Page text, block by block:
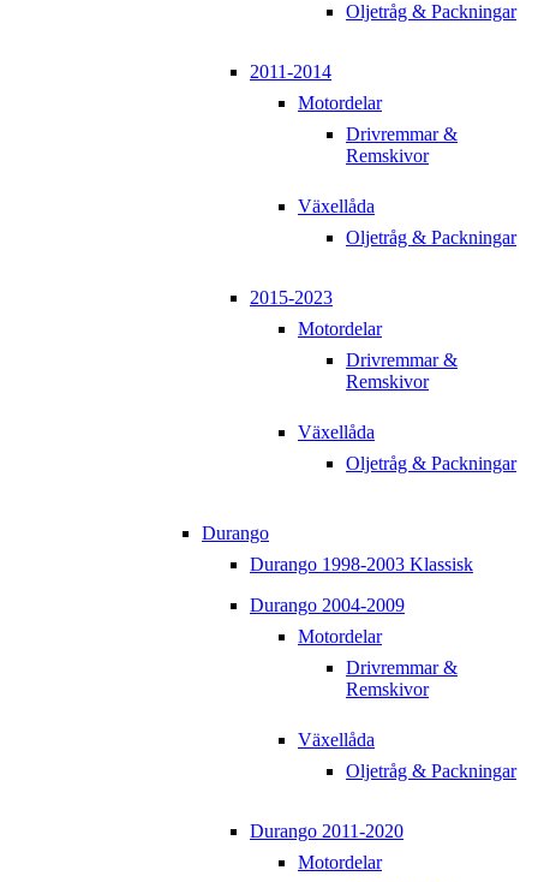
Oljetråg & Packningar
2011-2014
Motordelar
Drivremmar &
Remskivor
Växellåda
Oljetråg & Packningar
2015-2023
Motordelar
Drivremmar &
Remskivor
Växellåda
Oljetråg & Packningar
Durango
Durango 1998-2003 Klassisk
Durango 2004-2009
Motordelar
Drivremmar &
Remskivor
Växellåda
Oljetråg & Packningar
Durango 2011-2020
Motordelar